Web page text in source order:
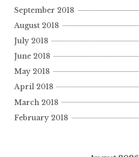
September 2018
August 2018
July 2018
June 2018
May 2018
April 2018
March 2018
February 2018